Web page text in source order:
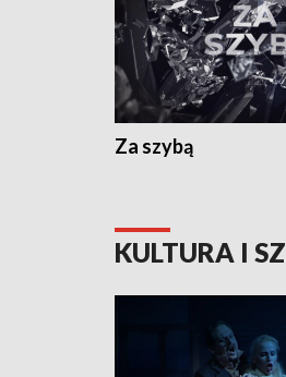
Za szybą
KULTURA I